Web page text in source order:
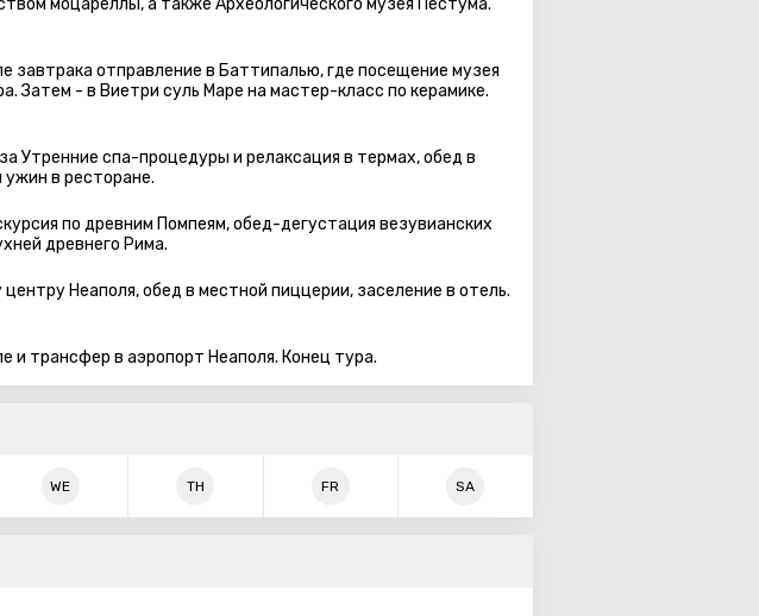
завтрака отправление в Баттипалью, где посещение музея
Затем - в Виетри суль Маре на мастер-класс по керамике.
Утренние спа-процедуры и релаксация в термах, обед в
в ресторане.
по древним Помпеям, обед-дегустация везувианских
древнего Рима.
Неаполя, обед в местной пиццерии, заселение в отель.
и трансфер в аэропорт Неаполя. Конец тура.
WE TH FR SA